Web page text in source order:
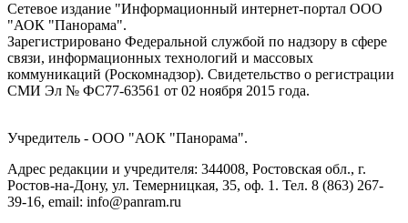
Сетевое издание "Информационный интернет-портал ООО
"АОК "Панорама".
Зарегистрировано Федеральной службой по надзору в сфере
связи, информационных технологий и массовых
коммуникаций (Роскомнадзор). Cвидетельство о регистрации
СМИ Эл № ФС77-63561 от 02 ноября 2015 года.
Учредитель - ООО "АОК "Панорама".
Адрес редакции и учредителя: 344008, Ростовская обл., г.
Ростов-на-Дону, ул. Темерницкая, 35, оф. 1. Тел. 8 (863) 267-
39-16, email: info@panram.ru